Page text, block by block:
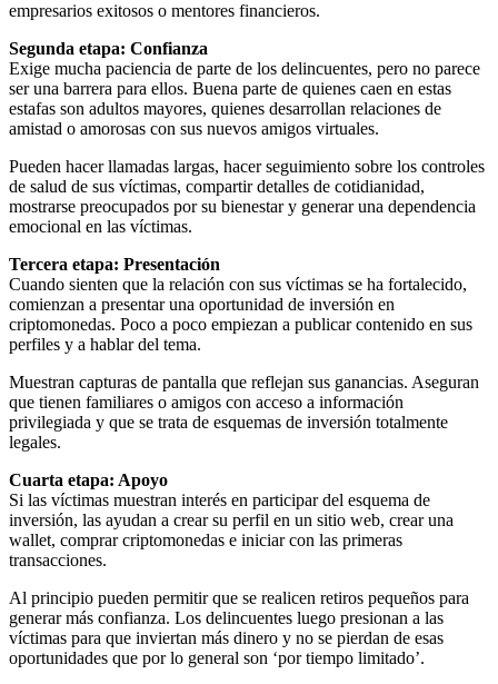
empresarios exitosos o mentores financieros.
Segunda etapa: Confianza
Exige mucha paciencia de parte de los delincuentes, pero no parece
ser una barrera para ellos. Buena parte de quienes caen en estas
estafas son adultos mayores, quienes desarrollan relaciones de
amistad o amorosas con sus nuevos amigos virtuales.
Pueden hacer llamadas largas, hacer seguimiento sobre los controles
de salud de sus víctimas, compartir detalles de cotidianidad,
mostrarse preocupados por su bienestar y generar una dependencia
emocional en las víctimas.
Tercera etapa: Presentación
Cuando sienten que la relación con sus víctimas se ha fortalecido,
comienzan a presentar una oportunidad de inversión en
criptomonedas. Poco a poco empiezan a publicar contenido en sus
perfiles y a hablar del tema.
Muestran capturas de pantalla que reflejan sus ganancias. Aseguran
que tienen familiares o amigos con acceso a información
privilegiada y que se trata de esquemas de inversión totalmente
legales.
Cuarta etapa: Apoyo
Si las víctimas muestran interés en participar del esquema de
inversión, las ayudan a crear su perfil en un sitio web, crear una
wallet, comprar criptomonedas e iniciar con las primeras
transacciones.
Al principio pueden permitir que se realicen retiros pequeños para
generar más confianza. Los delincuentes luego presionan a las
víctimas para que inviertan más dinero y no se pierdan de esas
oportunidades que por lo general son ‘por tiempo limitado’.